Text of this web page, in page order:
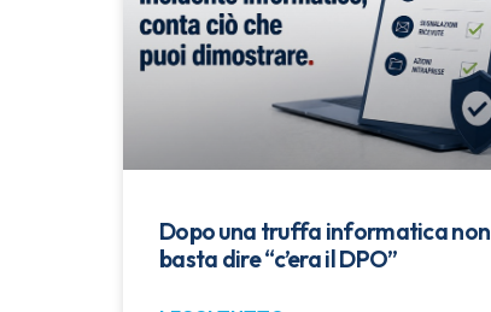
Dopo una truffa informatica non
basta dire “c’era il DPO”